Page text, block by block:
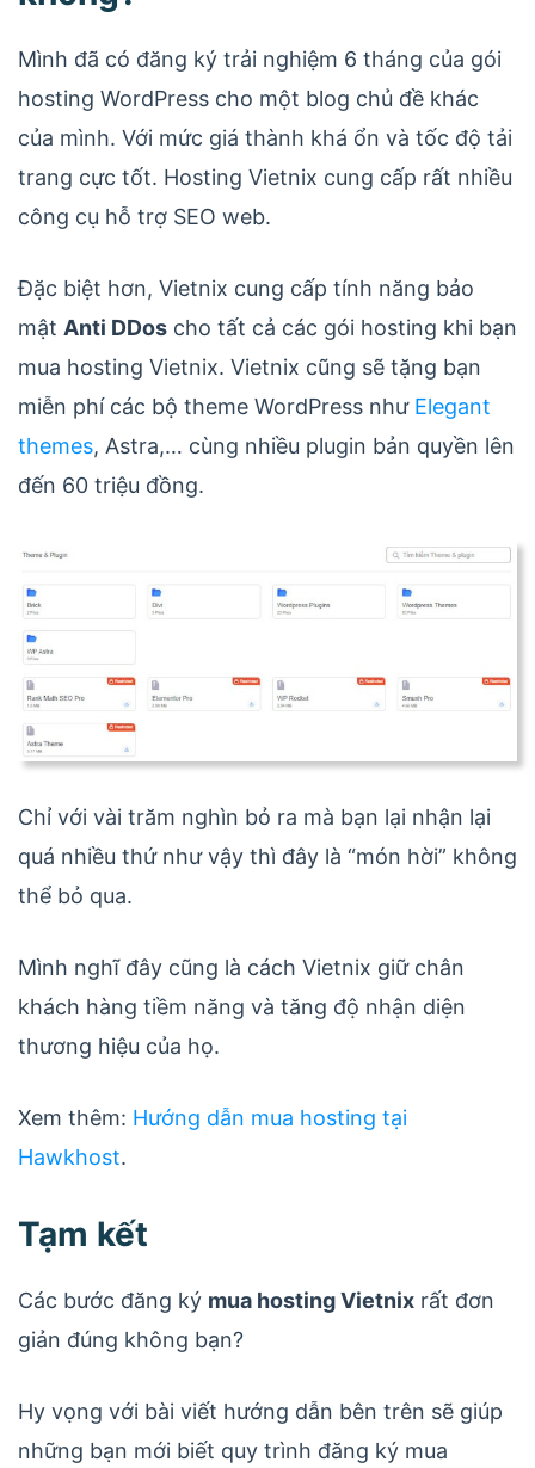
Mình đã có đăng ký trải nghiệm 6 tháng của gói
hosting WordPress cho một blog chủ đề khác
của mình. Với mức giá thành khá ổn và tốc độ tải
trang cực tốt. Hosting Vietnix cung cấp rất nhiều
công cụ hỗ trợ SEO web.
Đặc biệt hơn, Vietnix cung cấp tính năng bảo
mật Anti DDos cho tất cả các gói hosting khi bạn
mua hosting Vietnix. Vietnix cũng sẽ tặng bạn
miễn phí các bộ theme WordPress như Elegant
themes, Astra,… cùng nhiều plugin bản quyền lên
đến 60 triệu đồng.
Chỉ với vài trăm nghìn bỏ ra mà bạn lại nhận lại
quá nhiều thứ như vậy thì đây là “món hời” không
thể bỏ qua.
Mình nghĩ đây cũng là cách Vietnix giữ chân
khách hàng tiềm năng và tăng độ nhận diện
thương hiệu của họ.
Xem thêm: Hướng dẫn mua hosting tại
Hawkhost.
Tạm kết
Các bước đăng ký mua hosting Vietnix rất đơn
giản đúng không bạn?
Hy vọng với bài viết hướng dẫn bên trên sẽ giúp
những bạn mới biết quy trình đăng ký mua